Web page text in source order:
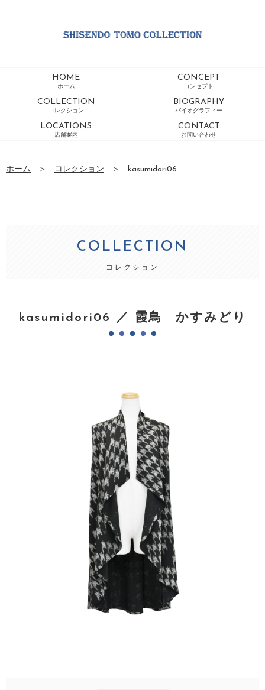
HOME
ホーム
CONCEPT
コンセプト
COLLECTION
コレクション
BIOGRAPHY
バイオグラフィー
LOCATIONS
店舗案内
CONTACT
お問い合わせ
ホーム ＞ コレクション ＞ kasumidori06
COLLECTION
コレクション
kasumidori06 ／ 霞鳥 かすみどり